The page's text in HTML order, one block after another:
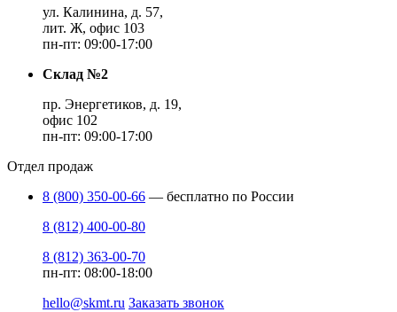
ул. Калинина, д. 57,
лит. Ж, офис 103
пн-пт: 09:00-17:00
Склад №2
пр. Энергетиков, д. 19,
офис 102
пн-пт: 09:00-17:00
Отдел продаж
8 (800) 350-00-66 — бесплатно по России
8 (812) 400-00-80
8 (812) 363-00-70
пн-пт: 08:00-18:00
hello@skmt.ru Заказать звонок